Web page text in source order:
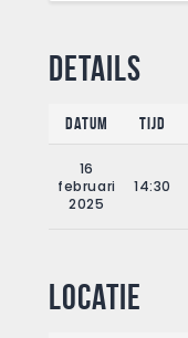
Details
Datum Tijd
16
februari
2025
14:30
Locatie